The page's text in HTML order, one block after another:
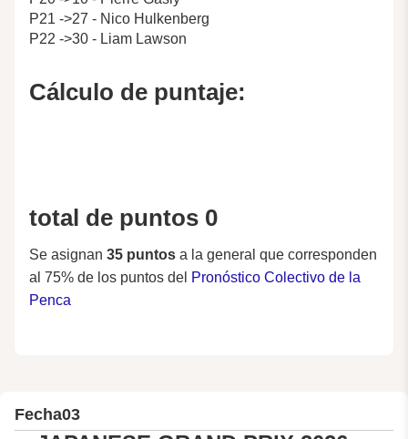
P21 ->27 - Nico Hulkenberg
P22 ->30 - Liam Lawson
Cálculo de puntaje:
total de puntos 0
Se asignan 35 puntos a la general que corresponden
al 75% de los puntos del Pronóstico Colectivo de la
Penca
Fecha03